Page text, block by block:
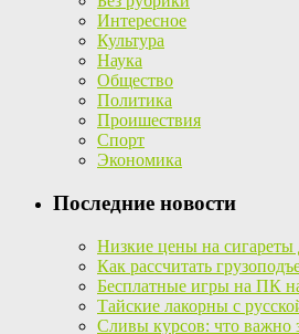
Интересное
Культура
Наука
Общество
Политика
Проишествия
Спорт
Экономика
Последние новости
Низкие цены на сигареты
Как рассчитать
Бесплатные игры на ПК
Тайские лакорны с
Сливы курсов: что важно